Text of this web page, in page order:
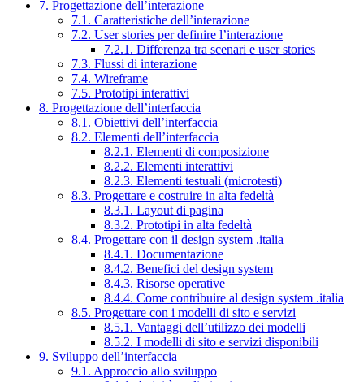
7. Progettazione dell’interazione
7.1. Caratteristiche dell’interazione
7.2. User stories per definire l’interazione
7.2.1. Differenza tra scenari e user stories
7.3. Flussi di interazione
7.4. Wireframe
7.5. Prototipi interattivi
8. Progettazione dell’interfaccia
8.1. Obiettivi dell’interfaccia
8.2. Elementi dell’interfaccia
8.2.1. Elementi di composizione
8.2.2. Elementi interattivi
8.2.3. Elementi testuali (microtesti)
8.3. Progettare e costruire in alta fedeltà
8.3.1. Layout di pagina
8.3.2. Prototipi in alta fedeltà
8.4. Progettare con il design system .italia
8.4.1. Documentazione
8.4.2. Benefici del design system
8.4.3. Risorse operative
8.4.4. Come contribuire al design system .italia
8.5. Progettare con i modelli di sito e servizi
8.5.1. Vantaggi dell’utilizzo dei modelli
8.5.2. I modelli di sito e servizi disponibili
9. Sviluppo dell’interfaccia
9.1. Approccio allo sviluppo